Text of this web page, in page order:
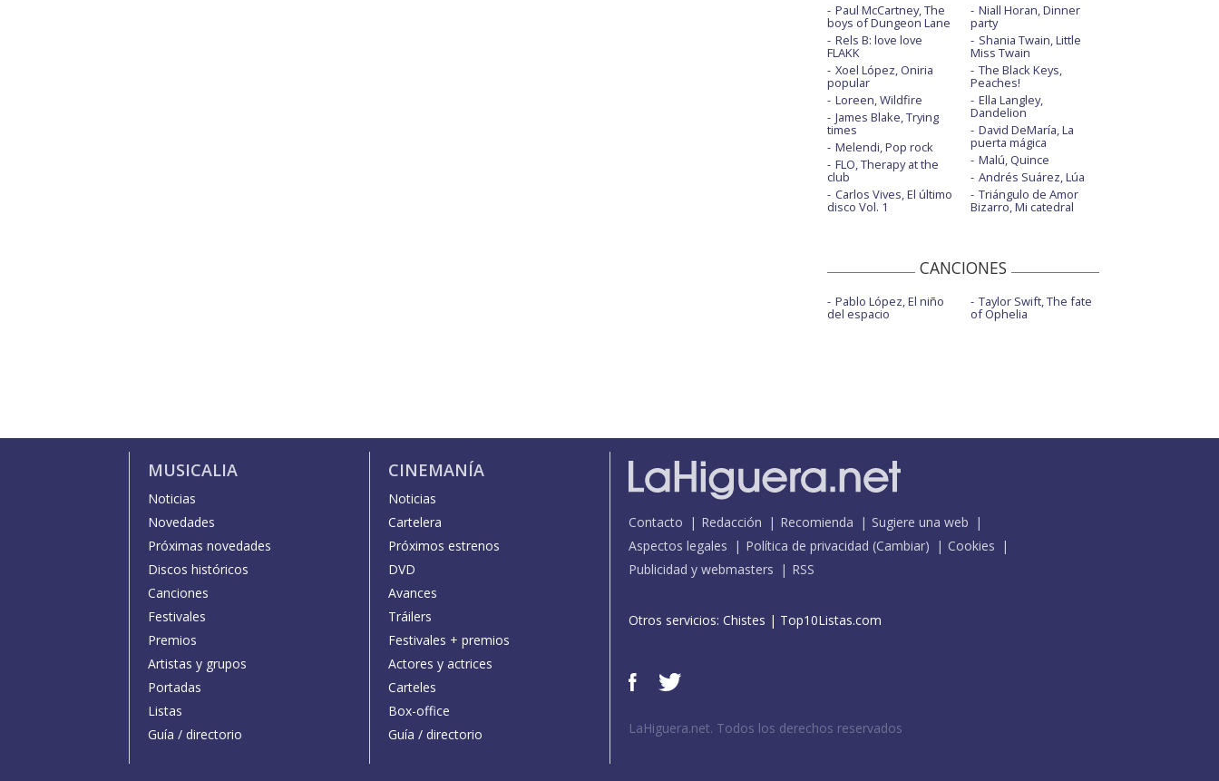
Paul McCartney, The
boys of Dungeon Lane
Rels B: love love
FLAKK
Xoel López, Oniria
popular
Loreen, Wildfire
James Blake, Trying
times
Melendi, Pop rock
FLO, Therapy at the
club
Carlos Vives, El último
disco Vol. 1
Niall Horan, Dinner
party
Shania Twain, Little
Miss Twain
The Black Keys,
Peaches!
Ella Langley,
Dandelion
David DeMaría, La
puerta mágica
Malú, Quince
Andrés Suárez, Lúa
Triángulo de Amor
Bizarro, Mi catedral
CANCIONES
Pablo López, El niño
del espacio
Taylor Swift, The fate
of Ophelia
MUSICALIA
Noticias
Novedades
Próximas novedades
Discos históricos
Canciones
Festivales
Premios
Artistas y grupos
Portadas
Listas
Guía / directorio
CINEMANÍA
Noticias
Cartelera
Próximos estrenos
DVD
Avances
Tráilers
Festivales + premios
Actores y actrices
Carteles
Box-office
Guía / directorio
Contacto Redacción Recomienda
Sugiere una web
Aspectos legales
Política de privacidad (Cambiar)
Cookies
Publicidad y webmasters
RSS
Otros servicios: Chistes | Top10Listas.com
LaHiguera.net. Todos los derechos reservados